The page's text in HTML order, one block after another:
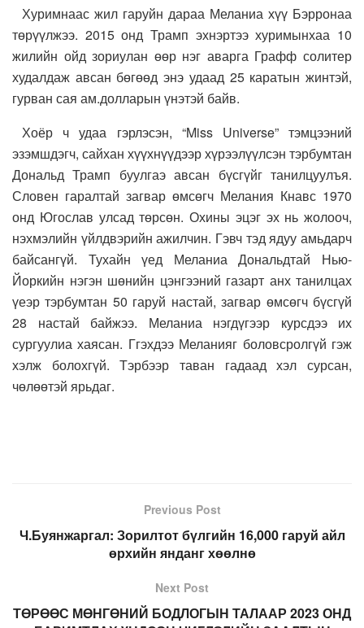
Хуримнаас жил гаруйн дараа Меланиа хүү Бэрронаа
төрүүлжээ. 2015 онд Трамп эхнэртээ хуримынхаа 10
жилийн ойд зориулан өөр нэг аварга Графф солитер
худалдаж авсан бөгөөд энэ удаад 25 каратын жинтэй,
гурван сая ам.долларын үнэтэй байв.
Хоёр ч удаа гэрлэсэн, “Miss Universe” тэмцээний
эзэмшдэгч, сайхан хүүхнүүдээр хүрээлүүлсэн тэрбумтан
Дональд Трамп буулгаэ авсан бүсгүйг танилцуулъя.
Словен гаралтай загвар өмсөгч Мелания Кнавс 1970
онд Югослав улсад төрсөн. Охины эцэг эх нь жолооч,
нэхмэлийн үйлдвэрийн ажилчин. Гэвч тэд ядуу амьдарч
байсангүй. Тухайн үед Меланиа Дональдтай Нью-
Йоркийн нэгэн шөнийн цэнгээний газарт анх танилцах
үеэр тэрбумтан 50 гаруй настай, загвар өмсөгч бүсгүй
28 настай байжээ. Меланиа нэгдүгээр курсдээ их
сургуулиа хаясан. Ггэхдээ Меланияг боловсролгүй гэж
хэлж болохгүй. Тэрбээр таван гадаад хэл сурсан,
чөлөөтэй ярьдаг.
Previous Post
Ч.Буянжаргал: Зорилтот бүлгийн 16,000 гаруй айл
өрхийн янданг хөөлнө
Next Post
ТӨРӨӨС МӨНГӨНИЙ БОДЛОГЫН ТАЛААР 2023 ОНД